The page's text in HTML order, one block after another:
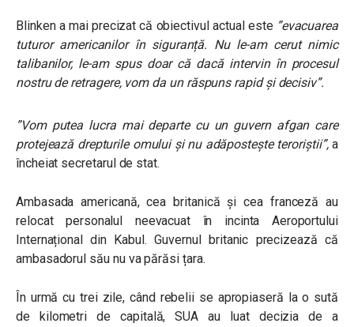
Blinken a mai precizat că obiectivul actual este ”evacuarea
tuturor americanilor în siguranță. Nu le-am cerut nimic
talibanilor, le-am spus doar că dacă intervin în procesul
nostru de retragere, vom da un răspuns rapid și decisiv”.
”Vom putea lucra mai departe cu un guvern afgan care
protejează drepturile omului și nu adăpostește teroriștii”,a
încheiat secretarul de stat.
Ambasada americană, cea britanică și cea franceză au
relocat personalul neevacuat în incinta Aeroportului
Internațional din Kabul. Guvernul britanic precizează că
ambasadorul său nu va părăsi țara.
În urmă cu trei zile, când rebelii se apropiaseră la o sută
de kilometri de capitală, SUA au luat decizia de a